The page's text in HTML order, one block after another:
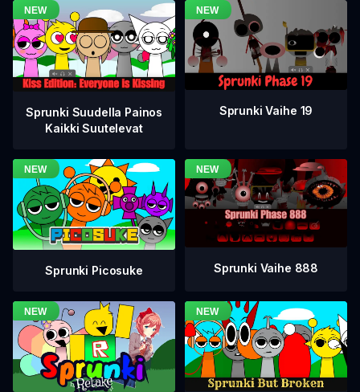
Sprunki Suudella Painos
Kaikki Suutelevat
Sprunki Vaihe 19
Sprunki Picosuke Sprunki Vaihe 888